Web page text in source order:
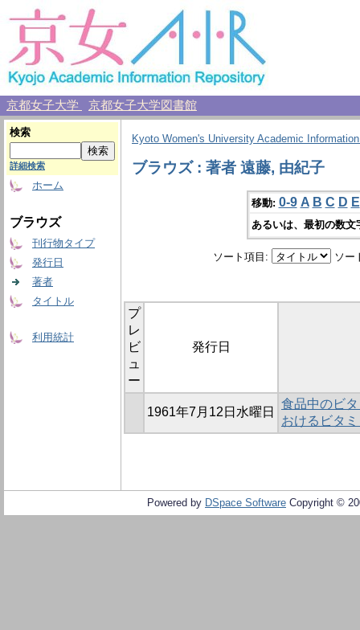
京都女子大学 京都女子大学図書館
検索
詳細検索
ホーム
ブラウズ
刊行物タイプ
発行日
著者
タイトル
利用統計
Kyoto Women's University Academic
ブラウズ : 著者 遠藤, 由紀子
移動: 0-9 A B C D E
あるいは、最初の数
ソート項目: ソー
プ
レ
ビ
ュ
ー
発行日
1961年7月12日水曜日
食品中のビ
おけるビタ
Powered by DSpace Software Copyright ©